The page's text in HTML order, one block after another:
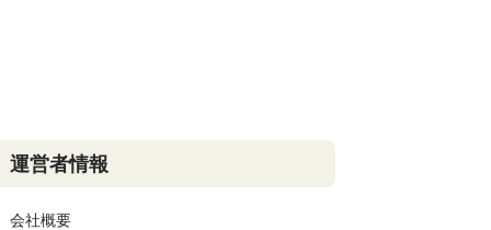
運営者情報
会社概要